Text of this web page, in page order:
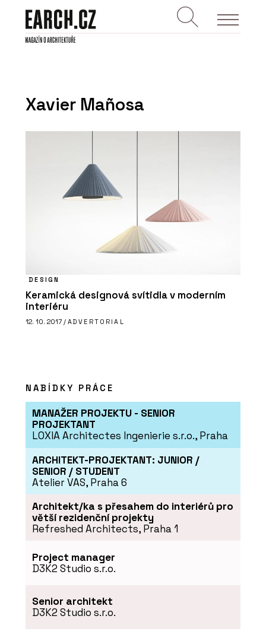
Xavier Mañosa
DESIGN
Keramická designová svítidla v moderním
interiéru
12. 10. 2017 / ADVERTORIAL
NABÍDKY PRÁCE
MANAŽER PROJEKTU - SENIOR
PROJEKTANT
LOXIA Architectes Ingenierie s.r.o., Praha
ARCHITEKT-PROJEKTANT: JUNIOR /
SENIOR / STUDENT
Atelier VAS, Praha 6
Architekt/ka s přesahem do interiérů pro
větší rezidenční projekty
Refreshed Architects, Praha 1
Project manager
D3K2 Studio s.r.o.
Senior architekt
D3K2 Studio s.r.o.